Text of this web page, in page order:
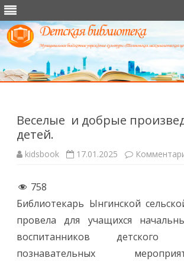
Веселые и добрые
детей.
kidsbook 17.01.2025
758
Библиотекарь Ынгинской
провела для учащихся
воспитанников
познавательных